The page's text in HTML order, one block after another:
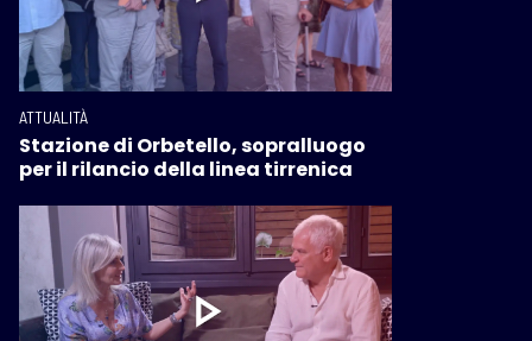
ATTUALITÀ
Stazione di Orbetello, sopralluogo
per il rilancio della linea tirrenica